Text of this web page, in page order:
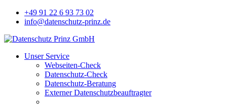
+49 91 22 6 93 73 02
info@datenschutz-prinz.de
Unser Service
Webseiten-Check
Datenschutz-Check
Datenschutz-Beratung
Externer Datenschutzbeauftragter